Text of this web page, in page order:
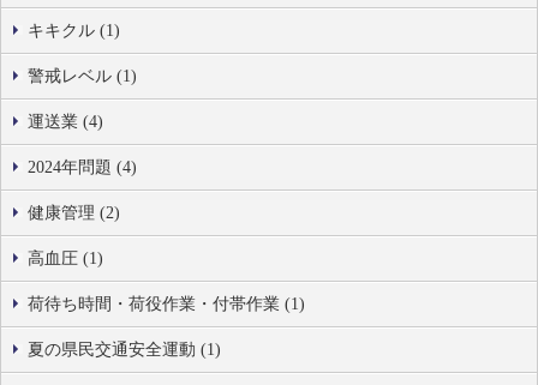
キキクル (1)
警戒レベル (1)
運送業 (4)
2024年問題 (4)
健康管理 (2)
高血圧 (1)
荷待ち時間・荷役作業・付帯作業 (1)
夏の県民交通安全運動 (1)